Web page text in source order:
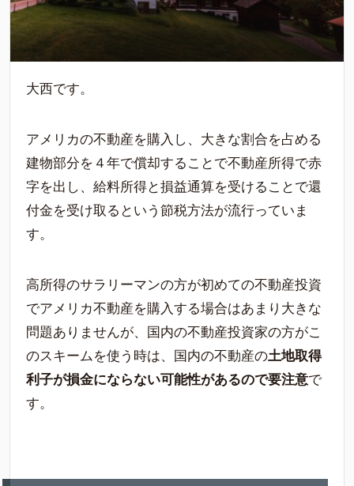
大西です。
アメリカの不動産を購入し、大きな割合を占める
建物部分を４年で償却することで不動産所得で赤
字を出し、給料所得と損益通算を受けることで還
付金を受け取るという節税方法が流行っていま
す。
高所得のサラリーマンの方が初めての不動産投資
でアメリカ不動産を購入する場合はあまり大きな
問題ありませんが、国内の不動産投資家の方がこ
のスキームを使う時は、国内の不動産の土地取得
利子が損金にならない可能性があるので要注意で
す。